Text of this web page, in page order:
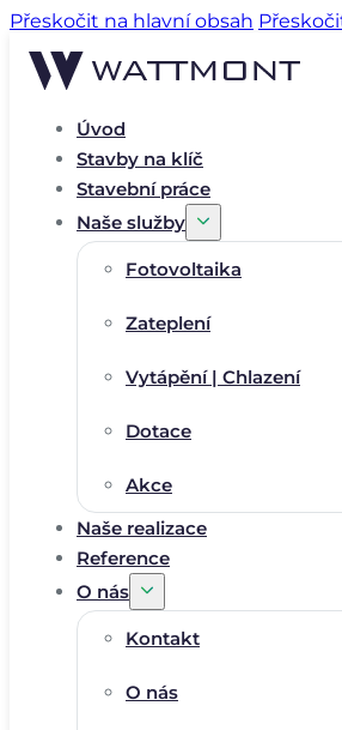
Přeskočit na hlavní obsah
Úvod
Stavby na klíč
Stavební práce
Naše služby
Fotovoltaika
Zateplení
Vytápění | Chlazení
Dotace
Akce
Naše realizace
Reference
O nás
Kontakt
O nás